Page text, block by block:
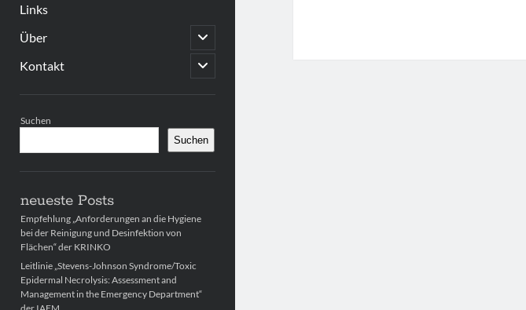
Links
Über
open
child
menu
Kontakt
open
child
Suchen
Suchen
neueste Posts
Empfehlung „Anforderungen an die Hygiene
bei der Reinigung und Desinfektion von
Flächen“ der KRINKO
Leitlinie „Stevens-Johnson Syndrome/Toxic
Epidermal Necrolysis: Assessment and
Management in the Emergency Department“